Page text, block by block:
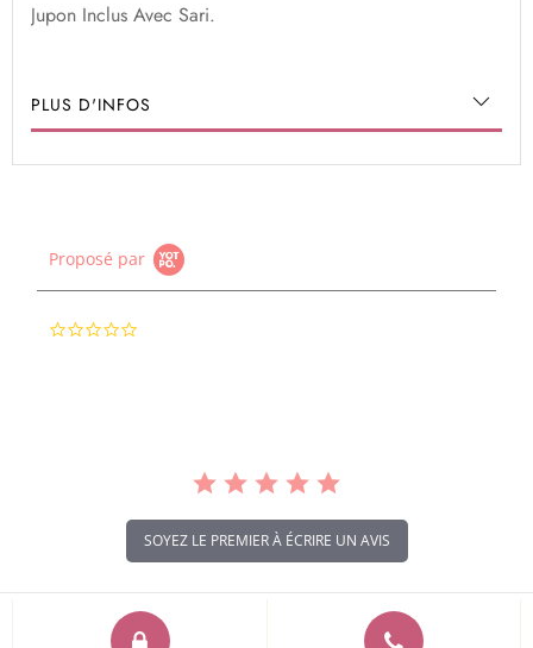
Jupon Inclus Avec Sari.
PLUS D'INFOS
Proposé par
SOYEZ LE PREMIER À ÉCRIRE UN AVIS